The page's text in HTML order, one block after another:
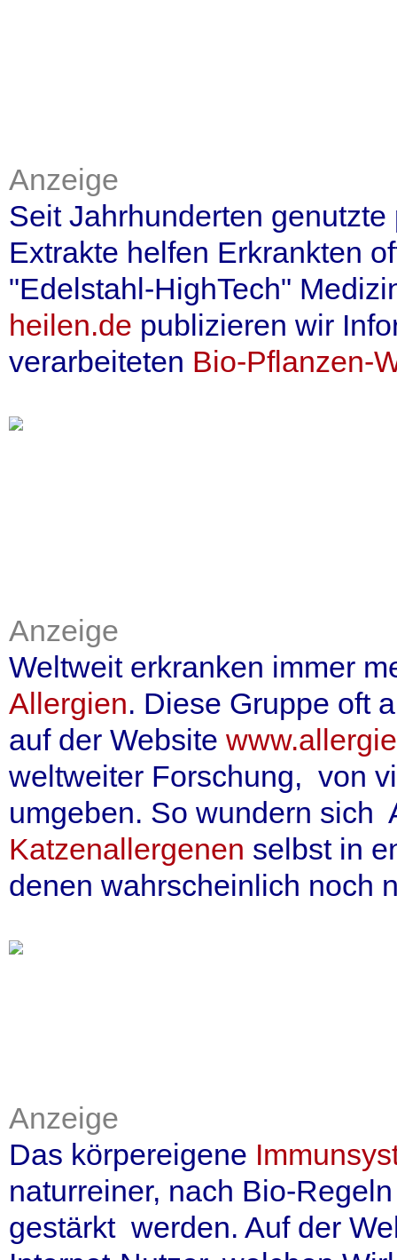
Anzeige
Seit Jahrhunderten
Extrakte helfen Erkrankten
"Edelstahl-HighTech"
heilen.de publizieren wir
verarbeiteten Bio-Pflanzen-
Anzeige
Weltweit erkranken immer
Allergien. Diese Gruppe oft
auf der Website
weltweiter Forschung, von
umgeben. So wundern
Katzenallergenen selbst in
denen wahrscheinlich noch
Anzeige
Das körpereigene
naturreiner, nach Bio-
gestärkt werden. Auf der